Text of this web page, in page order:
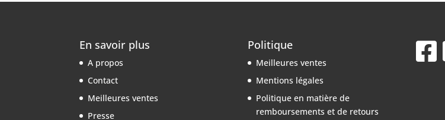
En savoir plus
A propos
Contact
Meilleures ventes
Presse
Politique
Meilleures ventes
Mentions légales
Politique en matière de
remboursements et de retours